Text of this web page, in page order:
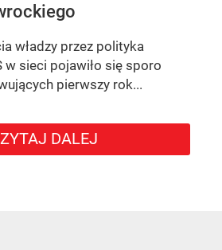
władzy przez polityka
w sieci pojawiło się sporo
pierwszy rok...
DALEJ